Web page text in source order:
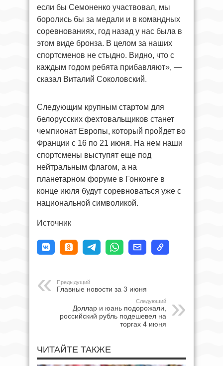
если бы Семоненко участвовал, мы
боролись бы за медали и в командных
соревнованиях, год назад у нас была в
этом виде бронза. В целом за наших
спортсменов не стыдно. Видно, что с
каждым годом ребята прибавляют», —
сказал Виталий Соколовский.
Следующим крупным стартом для
белорусских фехтовальщиков станет
чемпионат Европы, который пройдет во
Франции с 16 по 21 июня. На нем наши
спортсмены выступят еще под
нейтральным флагом, а на
планетарном форуме в Гонконге в
конце июля будут соревноваться уже с
национальной символикой.
Источник
Предыдущий
Главные новости за 3 июня
Следующий
Доллар и юань подорожали,
российский рубль подешевел на
торгах 4 июня
ЧИТАЙТЕ ТАКЖЕ